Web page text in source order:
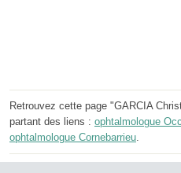
Retrouvez cette page "GARCIA
partant des liens : ophtalmologue
ophtalmologue Cornebarrieu